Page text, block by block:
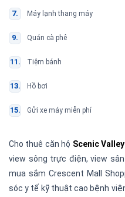
Máy lạnh thang máy
Quán cà phê
Tiệm bánh
Hồ bơi
Gửi xe máy miễn phí
Cho thuê căn hộ Scenic
view sông trực điện, view
mua sắm Crescent Mall
sóc y tế kỹ thuật cao bệnh